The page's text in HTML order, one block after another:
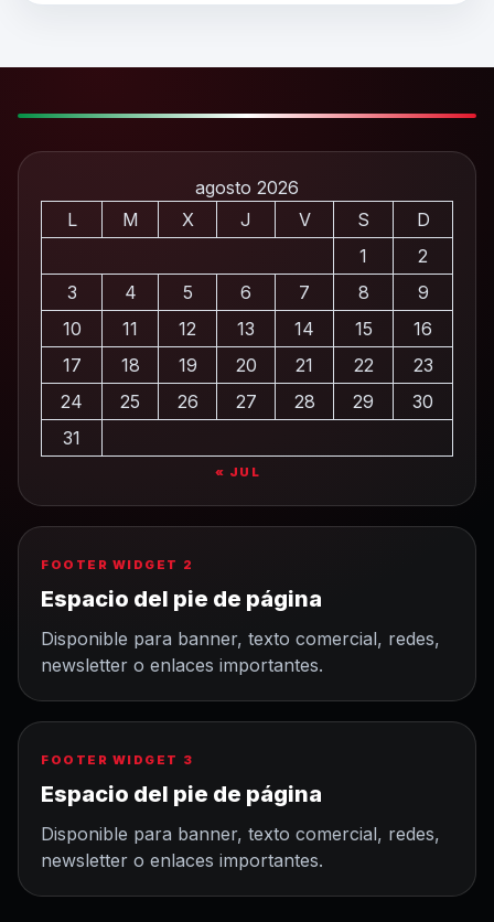
agosto 2026
L
M X J V S
D
1
2
3
4 5 6 7 8
9
10
11 12 13 14 15
16
17
18 19 20 21 22
23
24
25 26 27 28 29
30
31
« JUL
FOOTER WIDGET 2
Espacio del pie de página
Disponible para banner, texto comercial, redes,
newsletter o enlaces importantes.
FOOTER WIDGET 3
Espacio del pie de página
Disponible para banner, texto comercial, redes,
newsletter o enlaces importantes.